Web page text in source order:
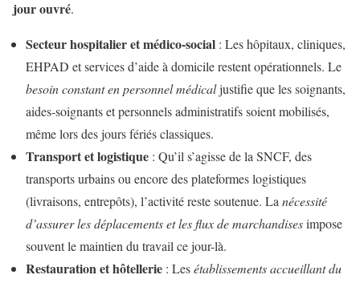
jour ouvré.
Secteur hospitalier et médico-social : Les hôpitaux, cliniques,
EHPAD et services d’aide à domicile restent opérationnels. Le
besoin constant en personnel médicaljustifie que les soignants,
aides-soignants et personnels administratifs soient mobilisés,
même lors des jours fériés classiques.
Transport et logistique : Qu’il s’agisse de la SNCF, des
transports urbains ou encore des plateformes logistiques
(livraisons, entrepôts), l’activité reste soutenue. La nécessité
d’assurer les déplacements et les flux de marchandisesimpose
souvent le maintien du travail ce jour-là.
Restauration et hôtellerie : Lesétablissements accueillant du